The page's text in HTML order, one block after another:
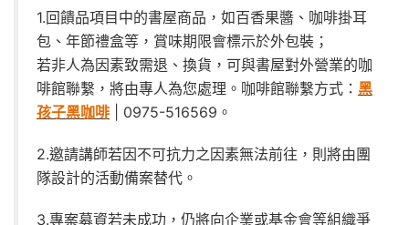
1.回饋品項目中的書屋商品，如百香果醬、咖啡掛耳
包、年節禮盒等，賞味期限會標示於外包裝；
若非人為因素致需退、換貨，可與書屋對外營業的咖
啡館聯繫，將由專人為您處理。咖啡館聯繫方式： 黑
孩子黑咖啡 | 0975-516569。
2.邀請講師若因不可抗力之因素無法前往，則將由團
隊設計的活動備案替代。
3.專案募資若未成功，仍將向企業或基金會等組織爭